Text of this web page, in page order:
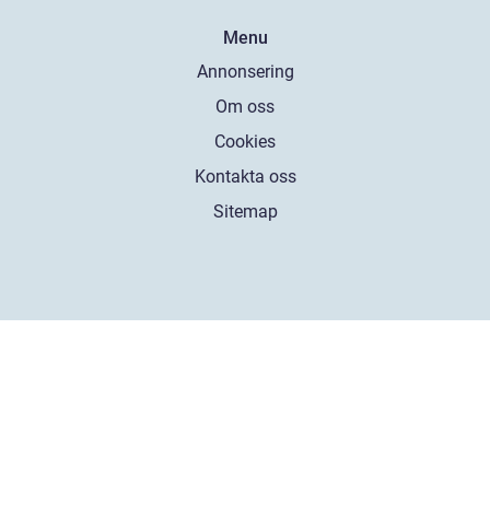
Menu
Annonsering
Om oss
Cookies
Kontakta oss
Sitemap